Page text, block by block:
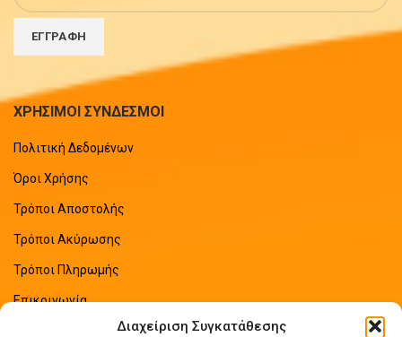
Διαχείριση Συγκατάθεσης
ΧΡΗΣΙΜΟΙ ΣΥΝΔΕΣΜΟΙ
Πολιτική Δεδομένων
Όροι Χρήσης
Τρόποι Αποστολής
Τρόποι Ακύρωσης
Τρόποι Πληρωμής
Επικοινωνία